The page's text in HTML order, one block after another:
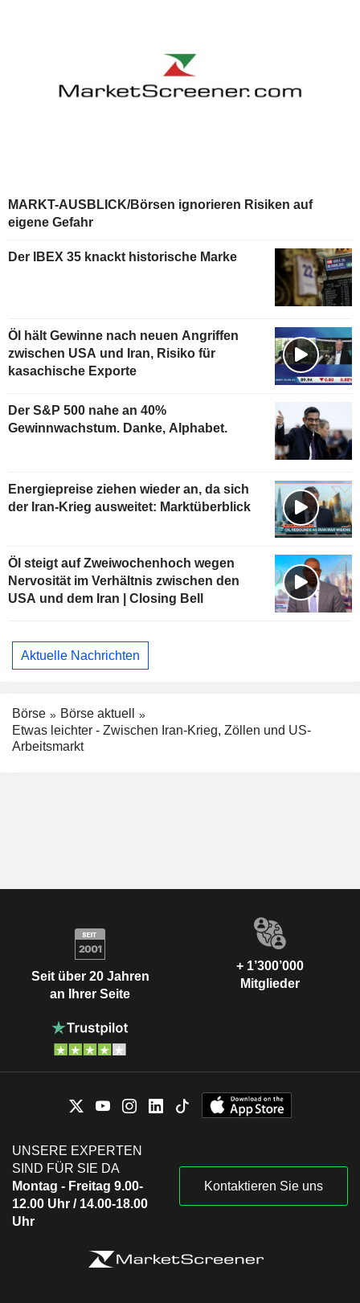
MARKT-AUSBLICK/Börsen ignorieren Risiken auf
eigene Gefahr
Der IBEX 35 knackt historische Marke
Öl hält Gewinne nach neuen Angriffen
zwischen USA und Iran, Risiko für
kasachische Exporte
Der S&P 500 nahe an 40%
Gewinnwachstum. Danke, Alphabet.
Energiepreise ziehen wieder an, da sich
der Iran-Krieg ausweitet: Marktüberblick
Öl steigt auf Zweiwochenhoch wegen
Nervosität im Verhältnis zwischen den
USA und dem Iran | Closing Bell
Aktuelle Nachrichten
Börse
Börse aktuell
Etwas leichter - Zwischen Iran-Krieg, Zöllen und US-
Arbeitsmarkt
Seit über 20 Jahren
an Ihrer Seite
+ 1’300’000
Mitglieder
UNSERE EXPERTEN
SIND FÜR SIE DA
Montag - Freitag 9.00-
12.00 Uhr / 14.00-18.00
Uhr
Kontaktieren Sie uns